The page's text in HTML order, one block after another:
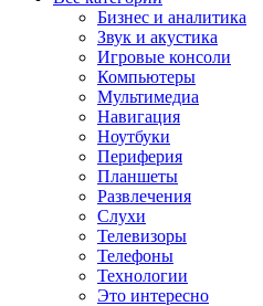
Бизнес и аналитика
Звук и акустика
Игровые консоли
Компьютеры
Мультимедиа
Навигация
Ноутбуки
Периферия
Планшеты
Развлечения
Слухи
Телевизоры
Телефоны
Технологии
Это интересно